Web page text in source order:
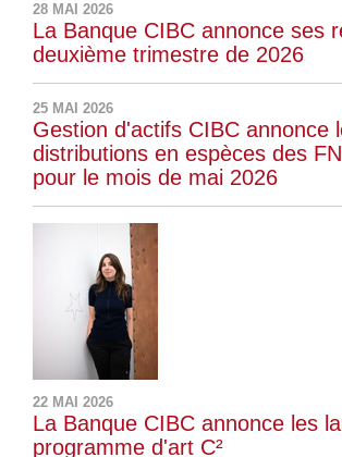
28 MAI 2026
La Banque CIBC annonce ses
deuxième trimestre de 2026
25 MAI 2026
Gestion d'actifs CIBC annonce
distributions en espèces des
pour le mois de mai 2026
22 MAI 2026
La Banque CIBC annonce les
programme d'art C²